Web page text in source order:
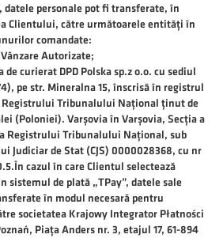
datele personale pot fi transferate, în
Clientului, către următoarele entități în
comandate:
Autorizate;
curierat DPD Polska sp.z o.o. cu sediul
pe str. Mineralna 15, înscrisă în registrul
Tribunalului Național ținut de
(Poloniei). Varșovia în Varșovia, Secția a
Registrului Tribunalului Național, sub
Judiciar de Stat (CJS) 0000028368, cu nr
cazul în care Clientul selectează
sistemul de plată „TPay”, datele sale
în modul necesară pentru
societatea Krajowy Integrator Płatności
Piața Anders nr. 3, etajul 17, 61-894